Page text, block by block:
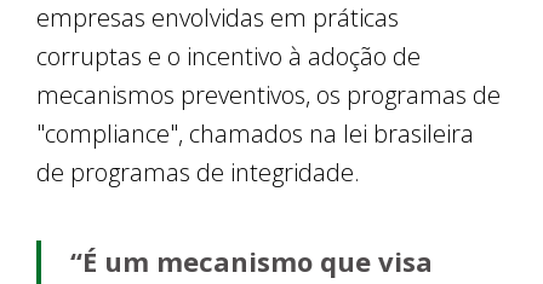
empresas envolvidas em práticas
corruptas e o incentivo à adoção de
mecanismos preventivos, os programas de
"compliance", chamados na lei brasileira
de programas de integridade.
“É um mecanismo que visa